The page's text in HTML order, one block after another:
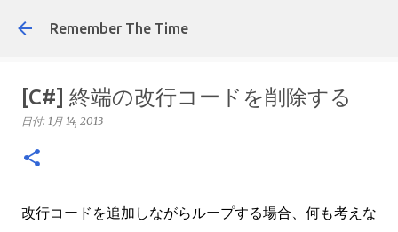
スキップしてメイン コンテンツに移動
Remember The Time
[C#] 終端の改行コードを削除する
日付: 1月 14, 2013
改行コードを追加しながらループする場合、何も考えな